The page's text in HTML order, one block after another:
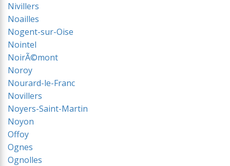
Nivillers
Noailles
Nogent-sur-Oise
Nointel
NoirÃ©mont
Noroy
Nourard-le-Franc
Novillers
Noyers-Saint-Martin
Noyon
Offoy
Ognes
Ognolles